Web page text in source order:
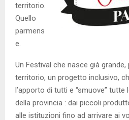
territorio.
Quello
parmens
e.
Un Festival che nasce già
territorio, un progetto inclusivo,
l’apporto di tutti e “smuove” tutte
della provincia : dai piccoli
alle istituzioni fino ad arrivare ai